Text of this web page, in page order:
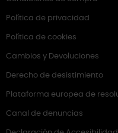
Política de privacidad
Política de cookies
Cambios y Devoluciones
Derecho de desistimiento
Plataforma europea de
Canal de denuncias